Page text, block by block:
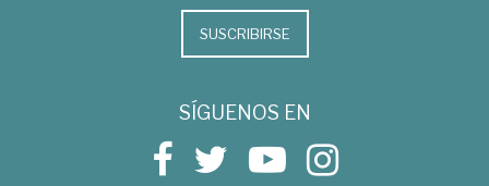
SUSCRIBIRSE
SÍGUENOS EN